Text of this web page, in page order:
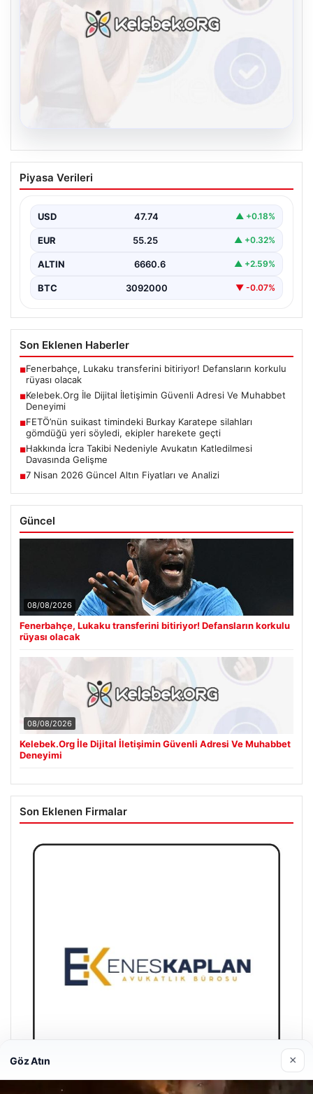
Kelebek.Org İle Dijital İletişimin Güvenli
Adresi Ve Muhabbet Deneyimi
oluşturması ciddi bir hassasiyet barındırmaktadır.
Günümüzde birçok…
Piyasa Verileri
USD 47.74 ▲ +0.18%
EUR 55.25 ▲ +0.32%
ALTIN 6660.6 ▲ +2.59%
BTC 3092000 ▼ -0.07%
Son Eklenen Haberler
■Fenerbahçe, Lukaku transferini bitiriyor! Defansların korkulu
rüyası olacak
■Kelebek.Org İle Dijital İletişimin Güvenli Adresi Ve Muhabbet
Deneyimi
■FETÖ’nün suikast timindeki Burkay Karatepe silahları
gömdüğü yeri söyledi, ekipler harekete geçti
■Hakkında İcra Takibi Nedeniyle Avukatın Katledilmesi
Davasında Gelişme
■7 Nisan 2026 Güncel Altın Fiyatları ve Analizi
Güncel
08/08/2026
Fenerbahçe, Lukaku transferini bitiriyor! Defansların korkulu
rüyası olacak
08/08/2026
Kelebek.Org İle Dijital İletişimin Güvenli Adresi Ve Muhabbet
Deneyimi
Son Eklenen Firmalar
Göz Atın ×